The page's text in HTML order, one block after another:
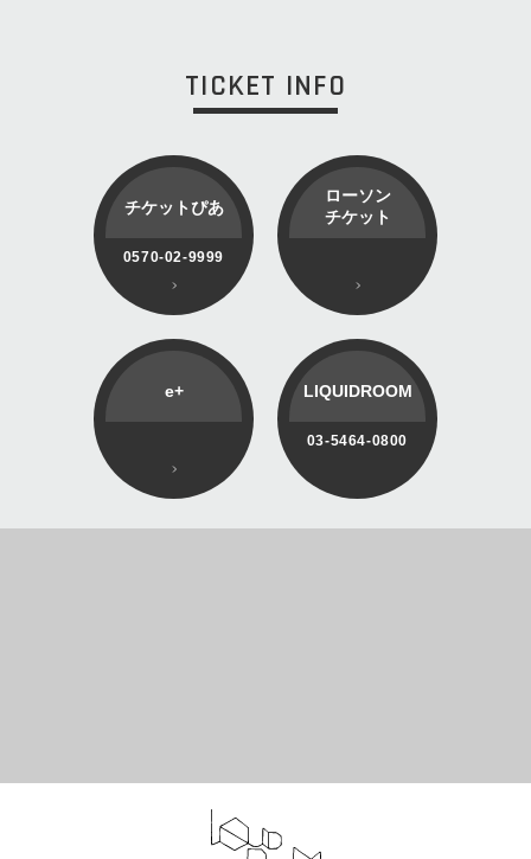
TICKET INFO
チケットぴあ
0570-02-9999
ローソン
チケット
e+ LIQUIDROOM
03-5464-0800